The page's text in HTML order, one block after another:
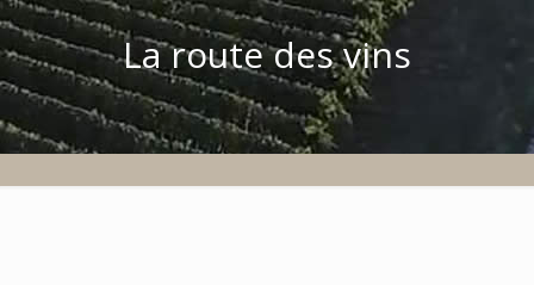
La route des vins